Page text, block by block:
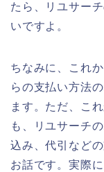
たら、リユサー
いですよ。
ちなみに、これ
らの支払い方法
ます。ただ、こ
も、リユサーチ
込み、代引など
お話です。実際